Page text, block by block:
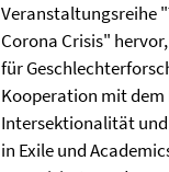
Veranstaltungsreihe
Corona Crisis"
für
Kooperation mit dem
Intersektionalität und
in Exile und